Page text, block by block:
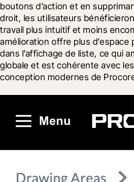
boutons d’action et en
droit, les utilisateurs
travail plus intuitif et moins
amélioration offre plus d’espace
dans l’affichage de liste, ce qui
globale et est cohérente avec
conception modernes de